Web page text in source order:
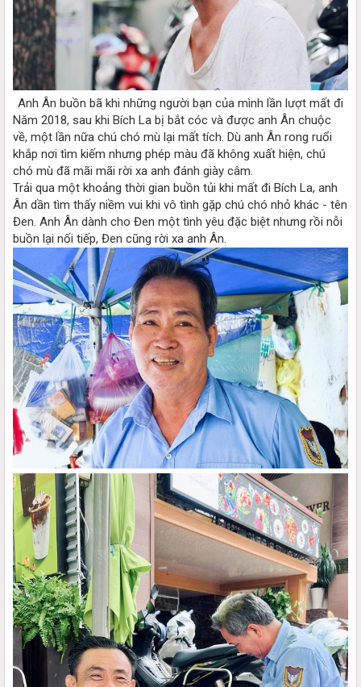
Anh Ân buồn bã khi những người bạn của mình lần lượt mất đi​
Năm 2018, sau khi Bích La bị bắt cóc và được anh Ân chuộc
về, một lần nữa chú chó mù lại mất tích. Dù anh Ân rong ruổi
khắp nơi tìm kiếm nhưng phép màu đã không xuất hiện, chú
chó mù đã mãi mãi rời xa anh đánh giày câm.
Trải qua một khoảng thời gian buồn tủi khi mất đi Bích La, anh
Ân dần tìm thấy niềm vui khi vô tình gặp chú chó nhỏ khác - tên
Đen. Anh Ân dành cho Đen một tình yêu đặc biệt nhưng rồi nỗi
buồn lại nối tiếp, Đen cũng rời xa anh Ân.